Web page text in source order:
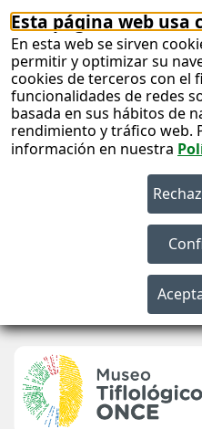
Esta página web usa
En esta web se sirven
permitir y optimizar su
cookies de terceros con el
funcionalidades de redes
basada en sus hábitos de
rendimiento y tráfico web.
información en nuestra